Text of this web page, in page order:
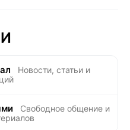
Новости, статьи и
Свободное общение и